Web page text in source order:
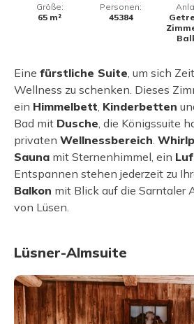
Größe:
65 m²
Personen:
45384
Eine fürstliche Suite , um sich
Wellness zu schenken. Dieses
ein Himmelbett Kinderbetten
Bad mit Dusche , die Königssuite
privaten Wellnessbereich
Sauna mit Sternenhimmel, ein
Entspannen stehen jederzeit zu
Balkon mit Blick auf die Sarntaler
von Lüsen.
Lüsner-Almsuite